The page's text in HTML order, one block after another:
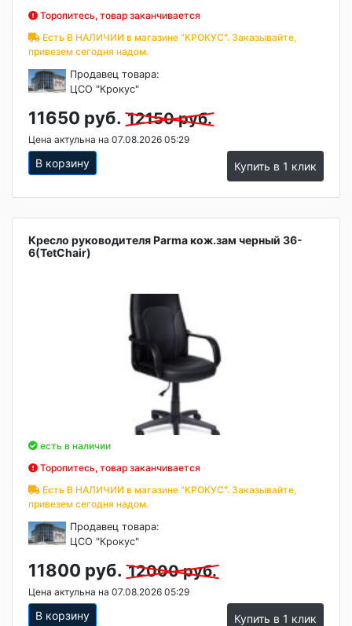
Торопитесь, товар заканчивается
Есть В НАЛИЧИИ в магазине "КРОКУС". Заказывайте,
привезем сегодня надом.
Продавец товара:
ЦСО "Крокус"
11650 руб. 12150 руб.
Цена актульна на 07.08.2026 05:29
В корзину Купить в 1 клик
Кресло руководителя Parma кож.зам черный 36-
6(TetChair)
есть в наличии
Торопитесь, товар заканчивается
Есть В НАЛИЧИИ в магазине "КРОКУС". Заказывайте,
привезем сегодня надом.
Продавец товара:
ЦСО "Крокус"
11800 руб. 12000 руб.
Цена актульна на 07.08.2026 05:29
В корзину Купить в 1 клик